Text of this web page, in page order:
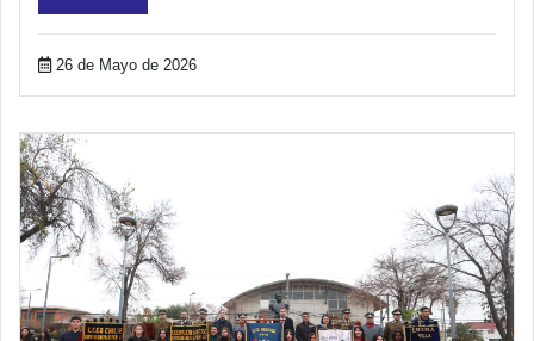
26 de Mayo de 2026